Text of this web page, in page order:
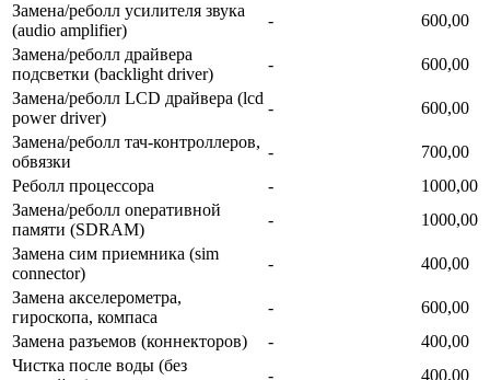
Замена/реболл усилителя звука
(audio amplifier)
-
600,00
Замена/реболл драйвера
подсветки (backlight driver)
-
600,00
Замена/реболл LCD драйвера (lcd
power driver)
-
600,00
Замена/реболл тач-контроллеров,
обвязки
-
700,00
Реболл процессора
-
1000,00
Замена/реболл onepaтивной
памяти (SDRAM)
-
1000,00
Замена сим приемника (sim
connector)
-
400,00
Замена акселерометра,
гироскопа, компаса
-
600,00
Замена разъемов (коннекторов)
-
400,00
Чистка после воды (без
- 400,00